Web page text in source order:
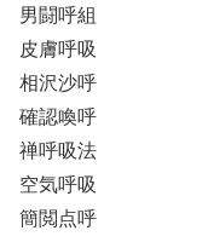
男闘呼組
皮膚呼吸
相沢沙呼
確認喚呼
禅呼吸法
空気呼吸
簡閲点呼